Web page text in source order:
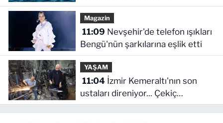
Magazin
11:09
Bengü'nün şarkılarına eşlik etti
YAŞAM
11:04İzmir Kemeraltı'nın son
ustaları direniyor... Çekiç
sesleriyle yaşayan miras